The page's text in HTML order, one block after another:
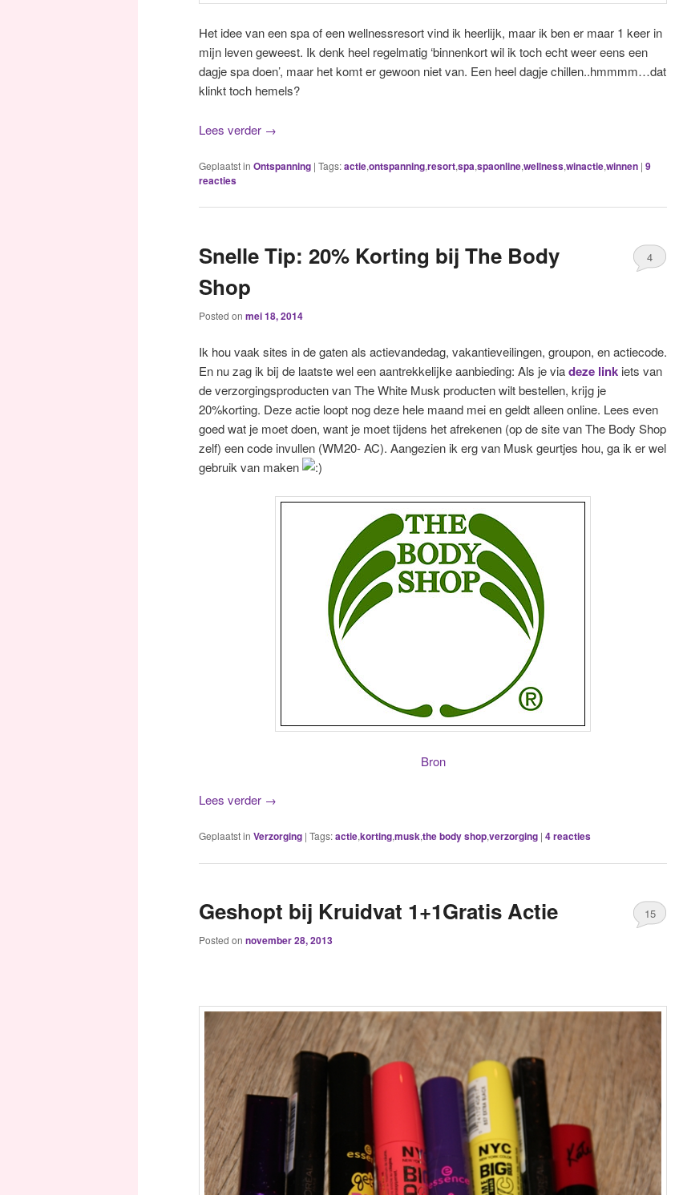
Het idee van een spa of een wellnessresort vind ik heerlijk, maar ik ben er maar 1 keer in
mijn leven geweest. Ik denk heel regelmatig ‘binnenkort wil ik toch echt weer eens een
dagje spa doen’, maar het komt er gewoon niet van. Een heel dagje chillen..hmmmm…dat
klinkt toch hemels?
Lees verder →
Geplaatst in Ontspanning | Tags:actie,ontspanning,resort,spa,spaonline,wellness,winactie,winnen | 9
reacties
Snelle Tip: 20% Korting bij The Body
Shop
Posted on mei 18, 2014
4
Ik hou vaak sites in de gaten als actievandedag, vakantieveilingen, groupon, en actiecode.
En nu zag ik bij de laatste wel een aantrekkelijke aanbieding: Als je viadeze link iets van
de verzorgingsproducten van The White Musk producten wilt bestellen, krijg je
20%korting. Deze actie loopt nog deze hele maand mei en geldt alleen online. Lees even
goed wat je moet doen, want je moet tijdens het afrekenen (op de site van The Body Shop
zelf) een code invullen (WM20- AC). Aangezien ik erg van Musk geurtjes hou, ga ik er wel
gebruik van maken
Bron
Lees verder →
Geplaatst in Verzorging | Tags:actie,korting,musk,the body shop,verzorging | 4reacties
Geshopt bij Kruidvat 1+1Gratis Actie
Posted on november 28, 2013
15